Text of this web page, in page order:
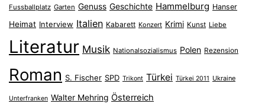
Fussballplatz Garten Genuss Geschichte Hammelburg Hanser
Heimat Interview Italien Kabarett Konzert Krimi Kunst Liebe
Literatur Musik Nationalsozialismus Polen Rezension
Roman S. Fischer SPD Trikont Türkei Türkei 2011 Ukraine
Unterfranken Walter Mehring Österreich